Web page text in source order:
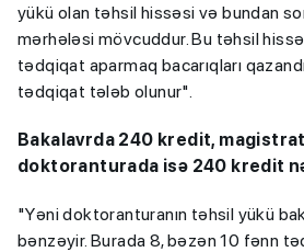
yükü olan təhsil hissəsi və bundan
mərhələsi mövcuddur. Bu təhsil
tədqiqat aparmaq bacarıqları
tədqiqat tələb olunur".
Bakalavrda 240 kredit,
doktoranturada isə 240 kredit
"Yəni doktoranturanın təhsil yükü
bənzəyir. Burada 8, bəzən 10 fənn